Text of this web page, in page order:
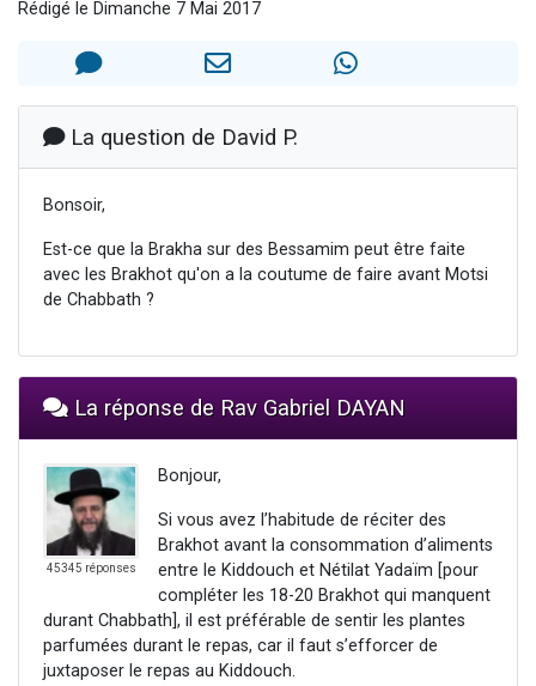
3 personnes viennent de faire un don pour 5 jours de vacances aux Orphelins
3 personnes viennent de nous rejoindre sur WhatsApp
Rédigé le Dimanche 7 Mai 2017
La question de David P.
Bonsoir,
Est-ce que la Brakha sur des Bessamim peut être faite
avec les Brakhot qu'on a la coutume de faire avant Motsi
de Chabbath ?
La réponse de Rav Gabriel DAYAN
45345 réponses
Bonjour,
Si vous avez l’habitude de réciter des
Brakhot avant la consommation d’aliments
entre le Kiddouch et Nétilat Yadaïm [pour
compléter les 18-20 Brakhot qui manquent
durant Chabbath], il est préférable de sentir les plantes
parfumées durant le repas, car il faut s’efforcer de
juxtaposer le repas au Kiddouch.